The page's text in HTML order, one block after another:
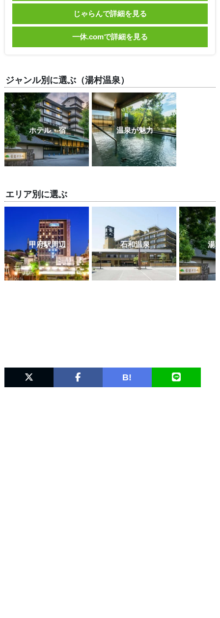
じゃらんで詳細を見る
一休.comで詳細を見る
ジャンル別に選ぶ（湯村温泉）
ホテル・宿 温泉が魅力
エリア別に選ぶ
甲府駅周辺 石和温泉 湯
B!